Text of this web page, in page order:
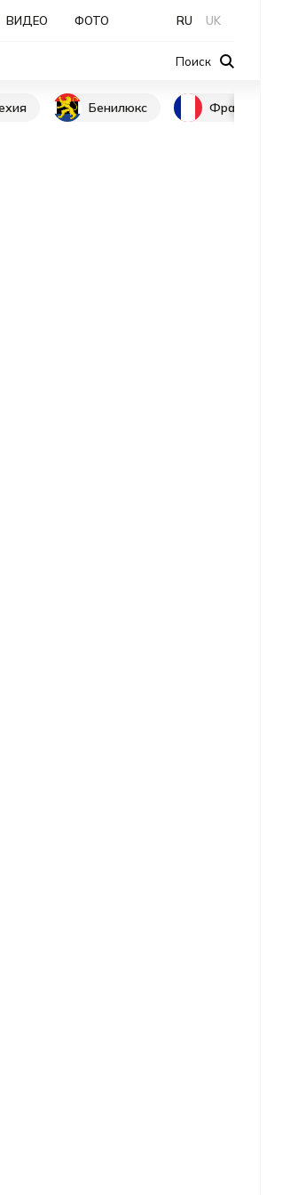
ВИДЕО ФОТО RU UK
Поиск
Бенилюкс Франция